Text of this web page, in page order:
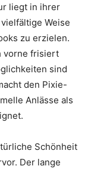
liegt in ihrer
Weise
zu erzielen.
vorne frisiert
sind
den Pixie-
Anlässe als
Schönheit
Der lange